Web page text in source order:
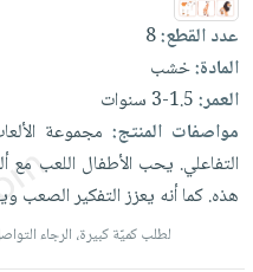
العناية
بالأسنان
الحمية
والتغذية
أدوات
المائدة
الأوعية
والتخزين
أدوات
المطبخ
الأكثر
مبيعاً
العودة
للمدارس
اكسسوارات
كتب
اكسسوارات
شحن
مجاني
بنود
مختارة
اشتراكات
كلبحث
عدد القطع:8
المادة:خشب
العمر:1.5-3 سنوات
مواصفات المنتج: مجموعة
التفاعلي. يحب الأطفال اللعب مع
هذه.كماأنه يعززالتفكيرالصعب
لطلب كميّة كبيرة، الرجاء